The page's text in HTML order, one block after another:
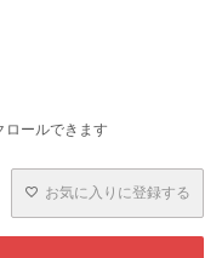
お気に入りに登録する